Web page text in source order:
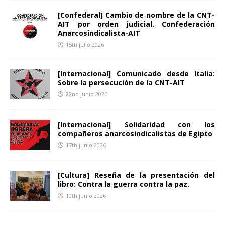
[Confederal] Cambio de nombre de la CNT-
AIT por orden judicial. Confederación
Anarcosindicalista-AIT
15th julio 2026
[Internacional] Comunicado desde Italia:
Sobre la persecución de la CNT-AIT
22nd junio 2026
[Internacional] Solidaridad con los
compañeros anarcosindicalistas de Egipto
17th junio 2026
[Cultura] Reseña de la presentación del
libro: Contra la guerra contra la paz.
10th junio 2026